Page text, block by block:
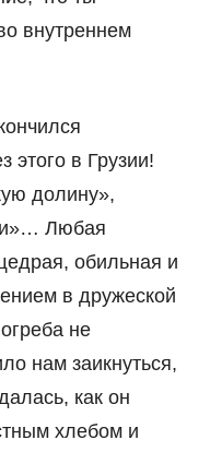
внутреннем
этого в Грузии!
долину»,
Любая
обильная и
в дружеской
не
нам заикнуться,
как он
хлебом и